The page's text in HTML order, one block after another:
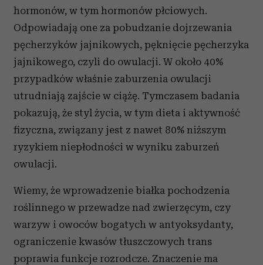
hormonów, w tym hormonów płciowych.
Odpowiadają one za pobudzanie dojrzewania
pęcherzyków jajnikowych, pęknięcie pęcherzyka
jajnikowego, czyli do owulacji. W około 40%
przypadków właśnie zaburzenia owulacji
utrudniają zajście w ciążę. Tymczasem badania
pokazują, że styl życia, w tym dieta i aktywność
fizyczna, związany jest z nawet 80% niższym
ryzykiem niepłodności w wyniku zaburzeń
owulacji.
Wiemy, że wprowadzenie białka pochodzenia
roślinnego w przewadze nad zwierzęcym, czy
warzyw i owoców bogatych w antyoksydanty,
ograniczenie kwasów tłuszczowych trans
poprawia funkcje rozrodcze. Znaczenie ma